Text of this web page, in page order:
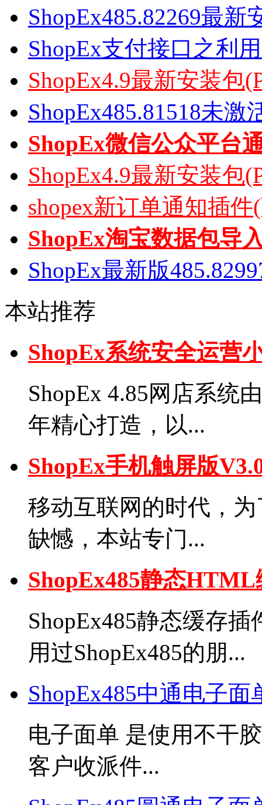
ShopEx485.82269最新
ShopEx支付接口之利
ShopEx4.9最新安装包
ShopEx485.81518未激
ShopEx微信公众平台
ShopEx4.9最新安装包
shopex新订单通知插件
ShopEx淘宝数据包导
ShopEx最新版
本站推荐
ShopEx系统安全运营
ShopEx 4.85网店系统
年精心打造，以...
ShopEx手机触屏版
移动互联网的时代，
缺憾，本站专门...
ShopEx485静态
ShopEx485静态缓存
用过ShopEx485的朋...
ShopEx485中通电子面
电子面单 是使用不干
客户收派件...